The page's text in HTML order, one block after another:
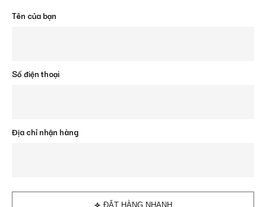
Tên của bạn
Số điện thoại
Địa chỉ nhận hàng
ĐẶT HÀNG NHANH